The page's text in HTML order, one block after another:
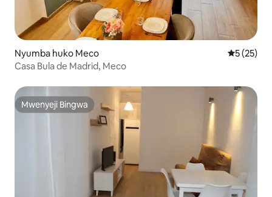
Nyumba huko Meco Ukadiriaji
5 (25)
Casa Bula de Madrid, Meco
Mwenyeji Bingwa
Mwenyeji Bingwa